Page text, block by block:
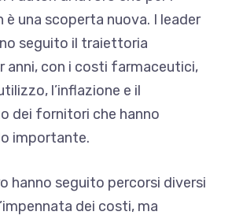
è una scoperta nuova. I leader
seguito il traiettoria
anni, con i costi farmaceutici,
l’inflazione e il
dei fornitori che hanno
importante.
hanno seguito percorsi diversi
dei costi, ma